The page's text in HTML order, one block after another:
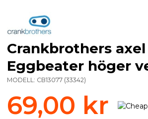
Crankbrothers
Eggbeater höger
MODELL: CB13077 (33342)
69,00 kr